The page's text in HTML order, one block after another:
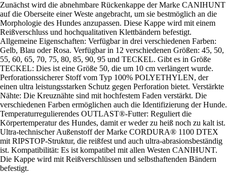
Zunächst wird die abnehmbare Rückenkappe der Marke CANIHUNT
auf die Oberseite einer Weste angebracht, um sie bestmöglich an die
Morphologie des Hundes anzupassen. Diese Kappe wird mit einem
Reißverschluss und hochqualitativen Klettbändern befestigt.
Allgemeine Eigenschaften: Verfügbar in drei verschiedenen Farben:
Gelb, Blau oder Rosa. Verfügbar in 12 verschiedenen Größen: 45, 50,
55, 60, 65, 70, 75, 80, 85, 90, 95 und TECKEL. Gibt es in Größe
TECKEL: Dies ist eine Größe 50, die um 10 cm verlängert wurde.
Perforationssicherer Stoff vom Typ 100% POLYETHYLEN, der
einen ultra leistungsstarken Schutz gegen Perforation bietet. Verstärkte
Nähte: Die Kreuznähte sind mit hochfestem Faden verstärkt. Die
verschiedenen Farben ermöglichen auch die Identifizierung der Hunde.
Temperaturregulierendes OUTLAST®-Futter: Reguliert die
Körpertemperatur des Hundes, damit er weder zu heiß noch zu kalt ist.
Ultra-technischer Außenstoff der Marke CORDURA® 1100 DTEX
mit RIPSTOP-Struktur, die reißfest und auch ultra-abrasionsbeständig
ist. Kompatibilität: Es ist kompatibel mit allen Westen CANIHUNT.
Die Kappe wird mit Reißverschlüssen und selbsthaftenden Bändern
befestigt.